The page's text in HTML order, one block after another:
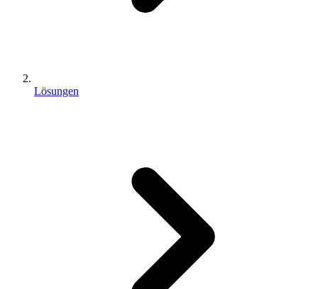
Lösungen